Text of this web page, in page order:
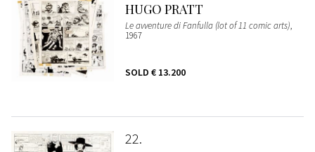
HUGO PRATT
Le avventure di Fanfulla (lot of 11 comic arts),
1967
SOLD € 13.200
22